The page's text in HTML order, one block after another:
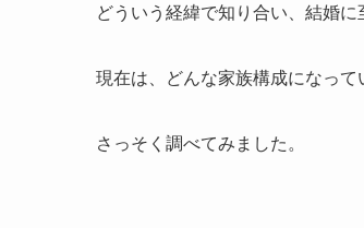
どういう経緯で知り合い、結婚に
現在は、どんな家族構成になって
さっそく調べてみました。